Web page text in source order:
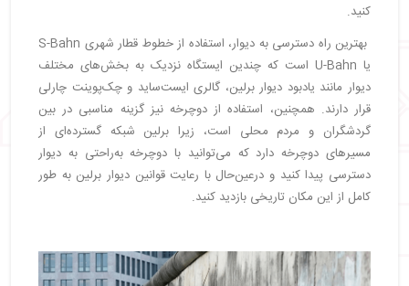
کنید.
بهترین راه دسترسی به دیوار، استفاده از خطوط قطار شهری S-Bahn
یا U-Bahn است که چندین ایستگاه نزدیک به بخش‌های مختلف
دیوار مانند یادبود دیوار برلین، گالری ایست‌ساید و چک‌پوینت چارلی
قرار دارند. همچنین، استفاده از دوچرخه نیز گزینه مناسبی در بین
گردشگران و مردم محلی است، زیرا برلین شبکه گسترده‌ای از
مسیرهای دوچرخه دارد که می‌توانید با دوچرخه به‌راحتی به دیوار
دسترسی پیدا کنید و درعین‌حال با رعایت قوانین دیوار برلین به طور
کامل از این مکان تاریخی بازدید کنید.